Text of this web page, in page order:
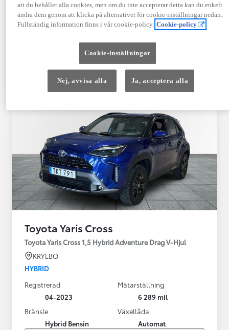
409 900 kr
Från 4 920 kr/mån
Kontakta återförsäljare
Toyota Yaris Cross
Toyota Yaris Cross 1,5 Hybrid Adventure Drag V-Hjul
KRYLBO
HYBRID
Registrerad
04-2023
Mätarställning
6 289 mil
Bränsle
Hybrid Bensin
Växellåda
Automat
att du behåller alla cookies, men om du inte accepterar detta kan du enkelt
ändra dem genom att klicka på alternativet för cookie-inställningar nedan.
Fullständig information finns i vår cookie-policy. Cookie-policy
Cookie-inställningar
Nej, avvisa alla Ja, acceptera alla